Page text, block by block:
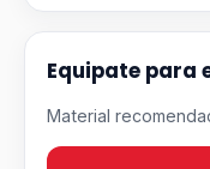
Equipate para
Material